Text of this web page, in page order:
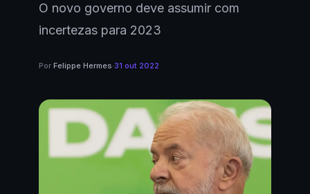
O novo governo deve assumir com
incertezas para 2023
Por Felippe Hermes·31 out 2022